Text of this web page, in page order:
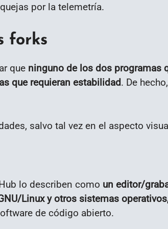
por la telemetría.
forks
que ninguno de los dos programas
que requieran estabilidad. De
salvo tal vez en el aspecto
lo describen como un editor/
Linux y otros sistemas
de código abierto.